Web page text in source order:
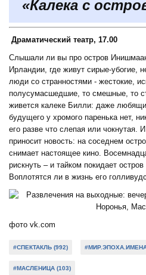
«Калека с
Драматический театр, 17.00
Слышали ли вы про остров
Ирландии, где живут сирые-убогие,
люди со странностями - жестокие,
полусумасшедшие, то смешные, то
живется калеке Билли: даже
будущего у хромого паренька нет,
его разве что слепая или чокнутая.
приносит новость: на соседнем
снимает настоящее кино.
рискнуть – и тайком покидает
Воплотятся ли в жизнь его
фото vk.com
#СПЕКТАКЛЬ (992) #МИР.ЭПОХА.ИМЕНА
#МАСЛЕНИЦА (103)